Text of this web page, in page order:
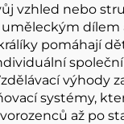
vzhled nebo
dílem
pomáhají
výhody
systémy,
až po